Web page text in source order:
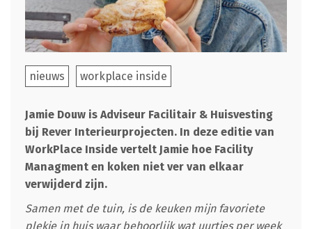
nieuws workplace inside
Jamie Douw is Adviseur Facilitair & Huisvesting
bij Rever Interieurprojecten. In deze editie van
WorkPlace Inside vertelt Jamie hoe Facility
Managment en koken niet ver van elkaar
verwijderd zijn.
Samen met de tuin, is de keuken mijn favoriete
plekje in huis waar behoorlijk wat uurtjes per week